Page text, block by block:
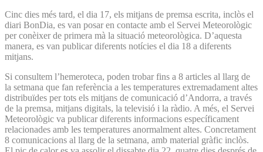
Cinc dies més tard, el dia 17, els mitjans de premsa escrita, inclòs el
diari BonDia, es van posar en contacte amb el Servei Meteorològic
per conèixer de primera mà la situació meteorològica. D’aquesta
manera, es van publicar diferents notícies el dia 18 a diferents
mitjans.
Si consultem l’hemeroteca, poden trobar fins a 8 articles al llarg de
la setmana que fan referència a les temperatures extremadament altes
distribuïdes per tots els mitjans de comunicació d’Andorra, a través
de la premsa, mitjans digitals, la televisió i la ràdio. A més, el Servei
Meteorològic va publicar diferents informacions específicament
relacionades amb les temperatures anormalment altes. Concretament
8 comunicacions al llarg de la setmana, amb material gràfic inclòs.